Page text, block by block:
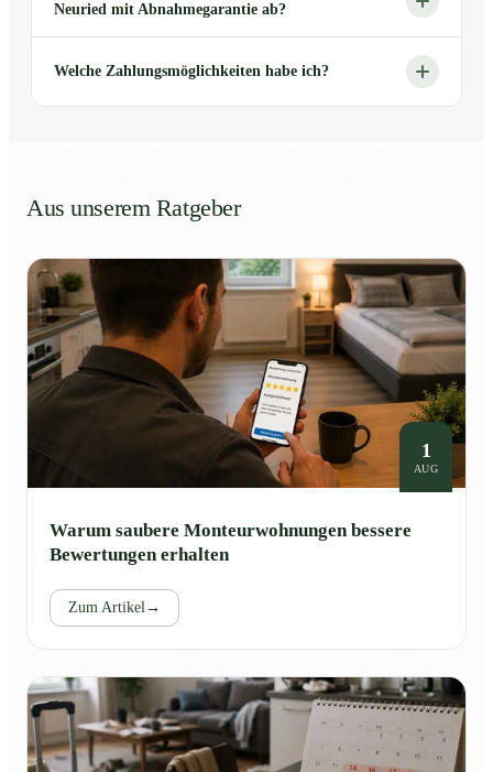
Neuried mit Abnahmegarantie ab?
Welche Zahlungsmöglichkeiten habe ich?
Aus unserem Ratgeber
1
AUG
Warum saubere Monteurwohnungen bessere
Bewertungen erhalten
Zum Artikel→